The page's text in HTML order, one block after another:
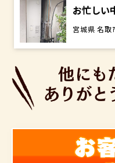
お忙しい
宮城県 名取